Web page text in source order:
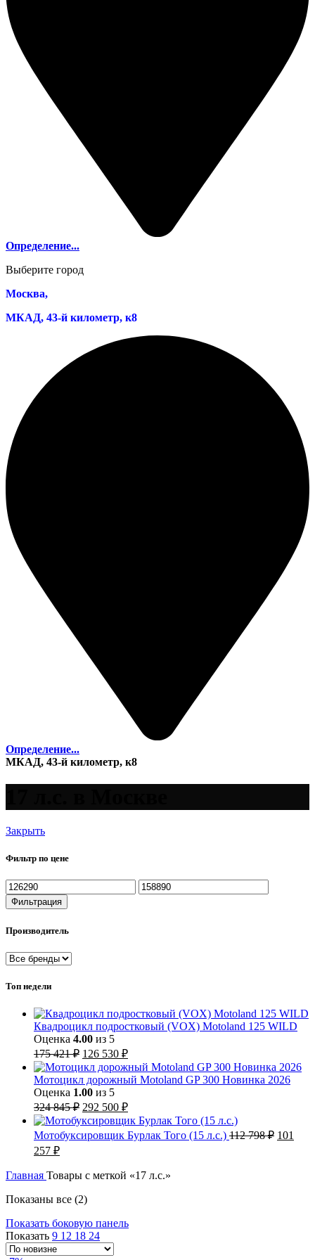
Определение...
Выберите город
Москва,
МКАД, 43-й километр, к8
Определение...
МКАД, 43-й километр, к8
Закрыть
Фильтр по цене
Минимальная
цена
Максимальная
цена
Фильтрация
Производитель
Топ недели
Квадроцикл подростковый (VOX) Motoland 125 WILD
Оценка 4.00 из 5
175 421₽ Первоначальная
цена
составляла
175
421 ₽.
126 530 ₽Текущая
цена:
126
Мотоцикл дорожный Motoland GP 300 Новинка 2026
Оценка 1.00 из 5
324 845₽ Первоначальная
цена
составляла
324
292 500 ₽Текущая
цена:
292
500 ₽.
Мотобуксировщик Бурлак Того (15 л.с.) 112 798₽ 101
257 ₽Текущая
101
Главная Товары с меткой «17 л.с.»
Показаны все (2)Сортировка:
недавние
Показать боковую панель
Показать 9 12 18 24